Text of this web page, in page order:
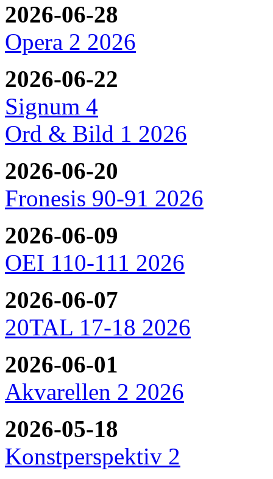
2026-06-28
Opera 2 2026
2026-06-22
Signum 4
Ord & Bild 1 2026
2026-06-20
Fronesis 90-91 2026
2026-06-09
OEI 110-111 2026
2026-06-07
20TAL 17-18 2026
2026-06-01
Akvarellen 2 2026
2026-05-18
Konstperspektiv 2